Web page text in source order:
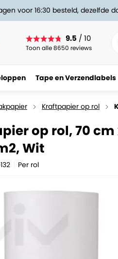
voor 16:30 besteld, dezelfde
9.5 / 10
Toon alle 8650 reviews
Tape en Verzendlabels
Kraftpapier op rol
op rol, 70
Wit
Per rol